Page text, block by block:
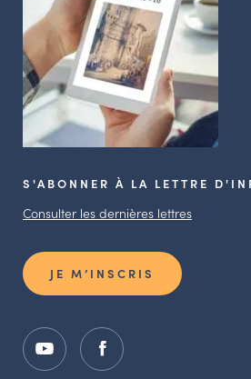
S'ABONNER À LA LETTRE
Consulter les dernières lettres
JE M’INSCRIS